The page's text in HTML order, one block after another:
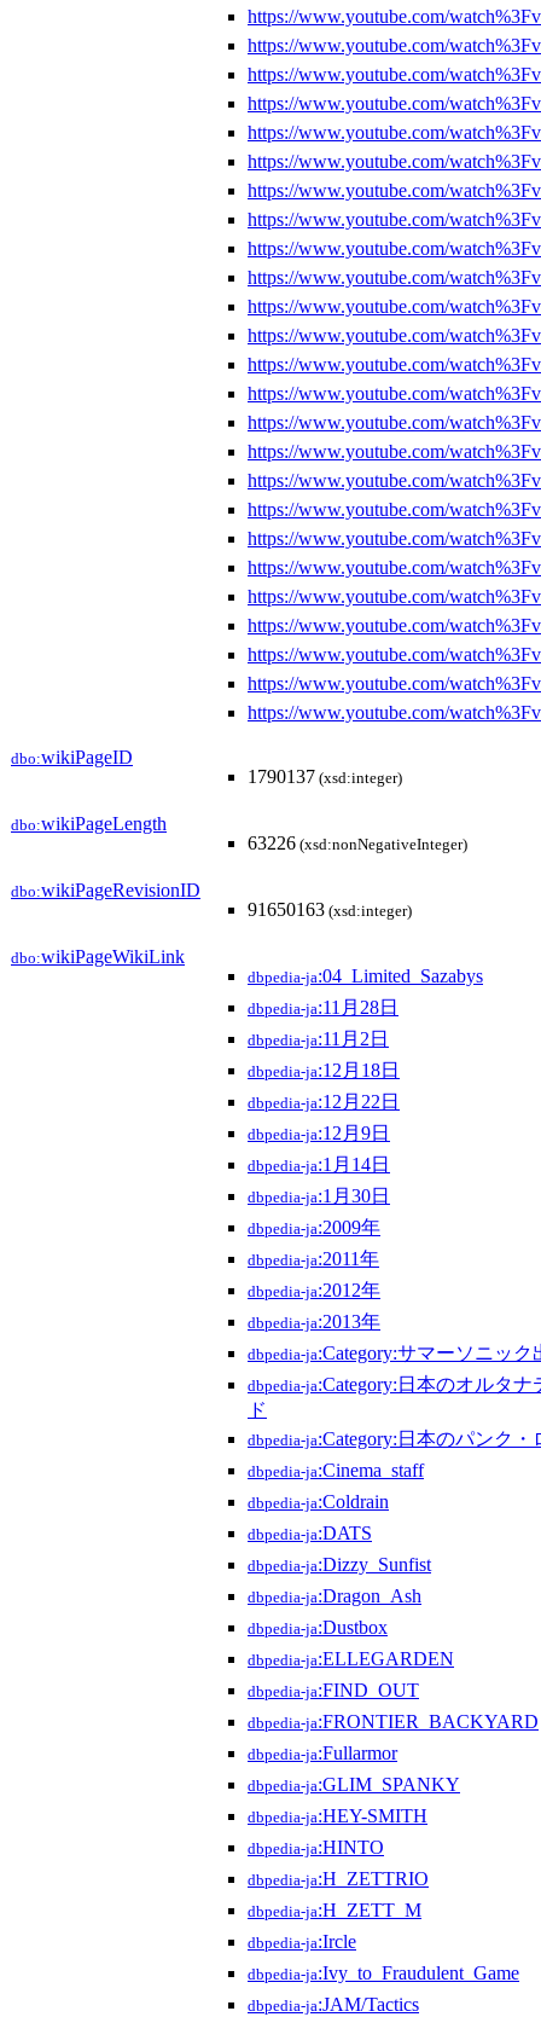
https://www.youtube.com/
https://www.youtube.com/
https://www.youtube.com/
https://www.youtube.com/
https://www.youtube.com/
https://www.youtube.com/
https://www.youtube.com/
https://www.youtube.com/
https://www.youtube.com/
https://www.youtube.com/
https://www.youtube.com/
https://www.youtube.com/
https://www.youtube.com/
https://www.youtube.com/
https://www.youtube.com/
https://www.youtube.com/
https://www.youtube.com/
https://www.youtube.com/
https://www.youtube.com/
https://www.youtube.com/
https://www.youtube.com/
https://www.youtube.com/
https://www.youtube.com/
https://www.youtube.com/
https://www.youtube.com/
dbo:wikiPageID
1790137 (xsd:integer)
dbo:wikiPageLength
63226 (xsd:nonNegativeInteger)
dbo:wikiPageRevisionID
91650163 (xsd:integer)
dbo:wikiPageWikiLink
dbpedia-ja:04_Limited_Sazabys
dbpedia-ja:11月28日
dbpedia-ja:11月2日
dbpedia-ja:12月18日
dbpedia-ja:12月22日
dbpedia-ja:12月9日
dbpedia-ja:1月14日
dbpedia-ja:1月30日
dbpedia-ja:2009年
dbpedia-ja:2011年
dbpedia-ja:2012年
dbpedia-ja:2013年
dbpedia-ja:Category:サマーソニック
dbpedia-ja:Category:日本のオルタ
ド
dbpedia-ja:Category:日本のパンク
dbpedia-ja:Cinema_staff
dbpedia-ja:Coldrain
dbpedia-ja:DATS
dbpedia-ja:Dizzy_Sunfist
dbpedia-ja:Dragon_Ash
dbpedia-ja:Dustbox
dbpedia-ja:ELLEGARDEN
dbpedia-ja:FIND_OUT
dbpedia-ja:FRONTIER_BACKYARD
dbpedia-ja:Fullarmor
dbpedia-ja:GLIM_SPANKY
dbpedia-ja:HEY-SMITH
dbpedia-ja:HINTO
dbpedia-ja:H_ZETTRIO
dbpedia-ja:H_ZETT_M
dbpedia-ja:Ircle
dbpedia-ja:Ivy_to_Fraudulent_Game
dbpedia-ja:JAM/Tactics